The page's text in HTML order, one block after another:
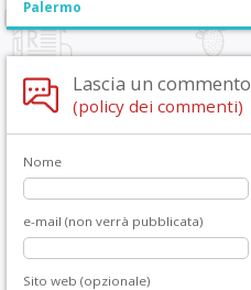
Palermo
Lascia un commento
(policy dei commenti)
Nome
e-mail (non verrà pubblicata)
Sito web (opzionale)